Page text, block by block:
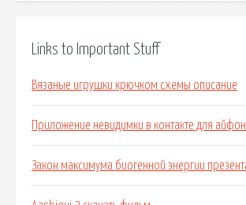
Links to Important Stuff
Вязаные игрушки крючком схемы описание
Приложение невидимки в контакте для айфон
Закон максимума биогенной энергии